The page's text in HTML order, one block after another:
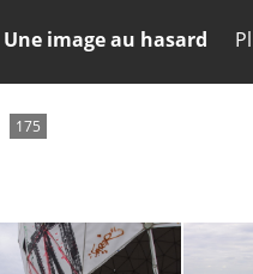
Une image au hasard
175